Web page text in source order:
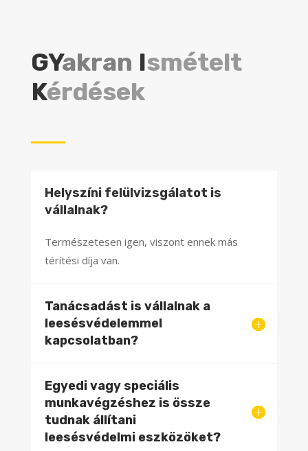
GYakran Ismételt
Kérdések
Helyszíni felülvizsgálatot is
vállalnak?
Természetesen igen, viszont ennek más
térítési díja van.
Tanácsadást is vállalnak a
leesésvédelemmel
kapcsolatban?
Egyedi vagy speciális
munkavégzéshez is össze
tudnak állítani
leesésvédelmi eszközöket?